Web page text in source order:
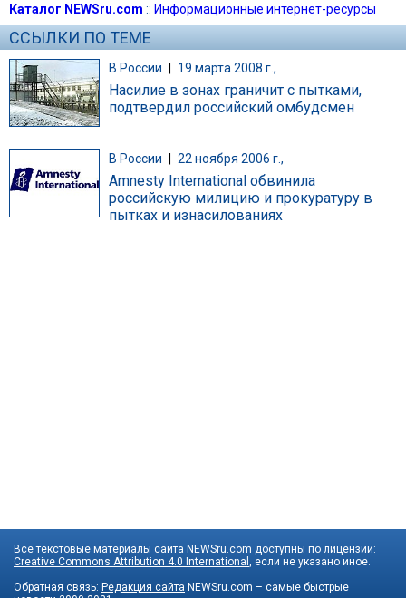
Каталог NEWSru.com :: Информационные интернет-ресурсы
ССЫЛКИ ПО ТЕМЕ
В России | 19 марта 2008 г.,
Насилие в зонах граничит с пытками,
подтвердил российский омбудсмен
В России 22 ноября 2006 г.,
Amnesty International обвинила
российскую милицию и прокуратуру в
пытках и изнасилованиях
Все текстовые материалы сайта NEWSru.com доступны по лицензии:
Creative Commons Attribution 4.0 International , если не указано иное.
Обратная связь: Редакция сайта NEWSru.com – самые быстрые